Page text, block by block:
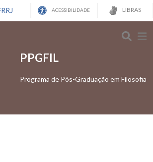
ACESSIBILIDADE LIBRAS
PPGFIL
Programa de Pós-Graduação em Filosofia